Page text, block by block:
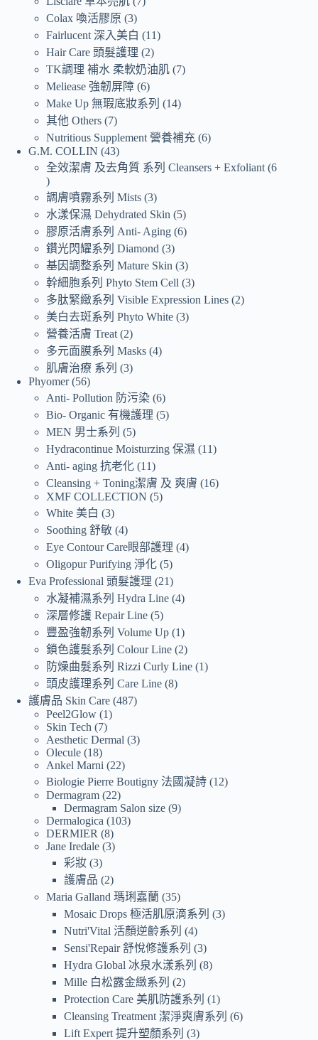
Colax 喚活膠原 3
Fairlucent 深入美白
11
Hair Care 頭髮護理
2
TK調理 補水 柔軟奶油肌 7
Meliease 強韌屏障 6
Make Up 無瑕底妝系列
14
其他 Others 7
Nutritious Supplement 營養補充 6
G.M. COLLIN 43
全效潔膚 及去角質 系列 Cleansers + Exfoliant 6
調膚噴霧系列 Mists 3
水漾保濕 Dehydrated Skin
5
膠原活膚系列 Anti- Aging 6
鑽光閃耀系列 Diamond 3
基因調整系列 Mature Skin 3
幹細胞系列 Phyto Stem Cell 3
多肽緊緻系列 Visible Expression Lines 2
美白去斑系列 Phyto White 3
營養活膚 Treat 2
多元面膜系列 Masks 4
肌膚治療 系列
3
Phyomer 56
Anti- Pollution 防污染 6
Bio- Organic 有機護理
5
MEN 男士系列
5
Hydracontinue Moisturzing 保濕
11
Anti- aging 抗老化 11
Cleansing + Toning潔膚 及 爽膚
16
XMF COLLECTION
5
White 美白
3
Soothing 舒敏 4
Eye Contour Care眼部護理 4
Oligopur Purifying 淨化 5
Eva Professional 頭髮護理
21
水凝補濕系列 Hydra Line 4
深層修護 Repair Line 5
豐盈強韌系列 Volume Up 1
鎖色護髮系列 Colour Line 2
防燥曲髮系列 Rizzi Curly Line 1
頭皮護理系列 Care Line 8
護膚品 Skin Care 487
Peel2Glow 1
Skin Tech
7
Aesthetic Dermal 3
Olecule 18
Ankel Marni
22
Biologie Pierre Boutigny 法國凝詩 12
Dermagram 22
Dermagram Salon size 9
Dermalogica
103
DERMIER
8
Jane Iredale 3
彩妝 3
護膚品
2
Maria Galland 瑪琍嘉蘭 35
Mosaic Drops 極活肌原滴系列
3
Nutri'Vital 活顏逆齡系列
4
Sensi'Repair 舒悅修護系列
3
Hydra Global 冰泉水漾系列
8
Mille 白松露金緻系列
2
Protection Care 美肌防護系列
1
Cleansing Treatment 潔淨爽膚系列
6
Lift Expert 提升塑顏系列
3